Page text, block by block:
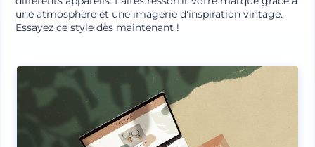
une atmosphère et une imagerie d'inspiration vintage.
Essayez ce style dès maintenant !